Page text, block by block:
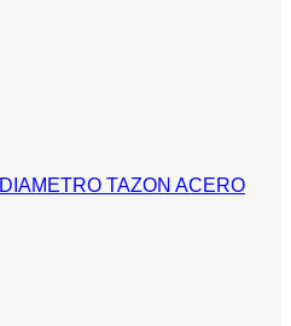
TAZON ACERO